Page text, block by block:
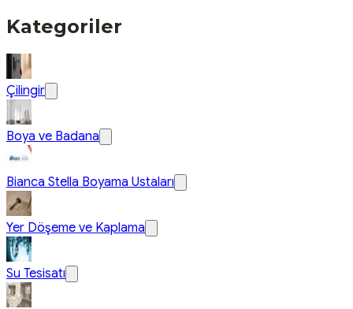
Kategoriler
Çilingir
Boya ve Badana
Bianca Stella Boyama Ustaları
Yer Döşeme ve Kaplama
Su Tesisatı